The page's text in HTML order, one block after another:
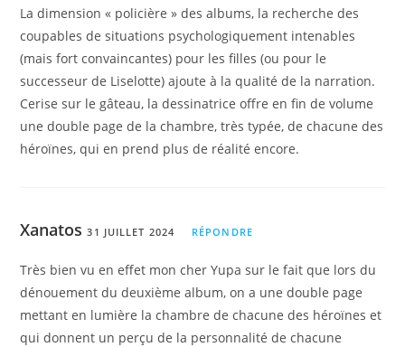
La dimension « policière » des albums, la recherche des
coupables de situations psychologiquement intenables
(mais fort convaincantes) pour les filles (ou pour le
successeur de Liselotte) ajoute à la qualité de la narration.
Cerise sur le gâteau, la dessinatrice offre en fin de volume
une double page de la chambre, très typée, de chacune des
héroïnes, qui en prend plus de réalité encore.
Xanatos 31 JUILLET 2024 RÉPONDRE
Très bien vu en effet mon cher Yupa sur le fait que lors du
dénouement du deuxième album, on a une double page
mettant en lumière la chambre de chacune des héroïnes et
qui donnent un perçu de la personnalité de chacune